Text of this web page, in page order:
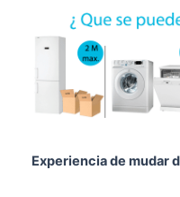
Experiencia de mudar